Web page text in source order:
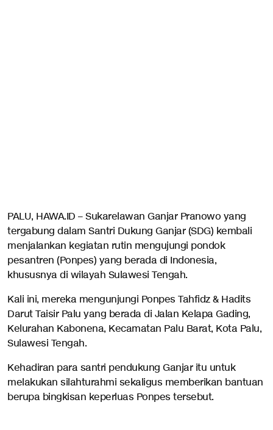
PALU, HAWA.ID – Sukarelawan Ganjar Pranowo yang
tergabung dalam Santri Dukung Ganjar (SDG) kembali
menjalankan kegiatan rutin mengujungi pondok
pesantren (Ponpes) yang berada di Indonesia,
khususnya di wilayah Sulawesi Tengah.
Kali ini, mereka mengunjungi Ponpes Tahfidz & Hadits
Darut Taisir Palu yang berada di Jalan Kelapa Gading,
Kelurahan Kabonena, Kecamatan Palu Barat, Kota Palu,
Sulawesi Tengah.
Kehadiran para santri pendukung Ganjar itu untuk
melakukan silahturahmi sekaligus memberikan bantuan
berupa bingkisan keperluas Ponpes tersebut.